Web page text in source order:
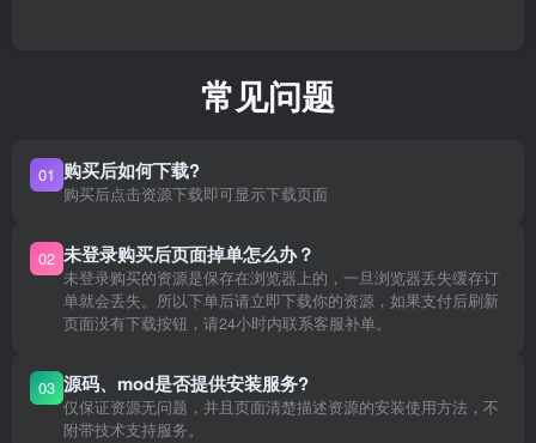
常见问题
01 购买后如何下载?
购买后点击资源下载即可显示下载页面
02 未登录购买后页面掉单怎么办？
未登录购买的资源是保存在浏览器上的，一旦浏览器丢失缓存订
单就会丢失。所以下单后请立即下载你的资源，如果支付后刷新
页面没有下载按钮，请24小时内联系客服补单。
03 源码、mod是否提供安装服务?
仅保证资源无问题，并且页面清楚描述资源的安装使用方法，不
附带技术支持服务。